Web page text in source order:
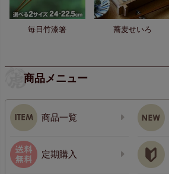
毎日竹漆箸 蕎麦せいろ
商品メニュー
商品一覧
定期購入